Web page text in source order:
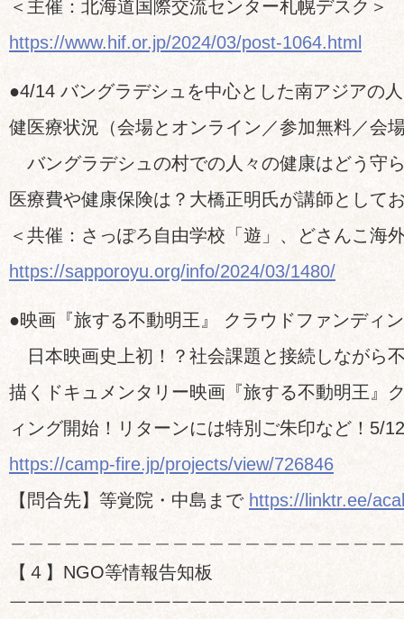
＜主催：北海道国際交流センター札幌デスク＞
https://www.hif.or.jp/2024/03/post-1064.html
●4/14 バングラデシュを中心とした南アジアの
健医療状況（会場とオンライン／参加無料／会
バングラデシュの村での人々の健康はどう守
医療費や健康保険は？大橋正明氏が講師として
＜共催：さっぽろ自由学校「遊」、どさんこ海
https://sapporoyu.org/info/2024/03/1480/
●映画『旅する不動明王』 クラウドファンディ
日本映画史上初！？社会課題と接続しながら
描くドキュメンタリー映画『旅する不動明王』
ィング開始！リターンには特別ご朱印など！5/
https://camp-fire.jp/projects/view/726846
【問合先】等覚院・中島まで https://linktr.ee/
＿＿＿＿＿＿＿＿＿＿＿＿＿＿＿＿＿＿＿＿＿
【４】NGO等情報告知板
￣￣￣￣￣￣￣￣￣￣￣￣￣￣￣￣￣￣￣￣￣